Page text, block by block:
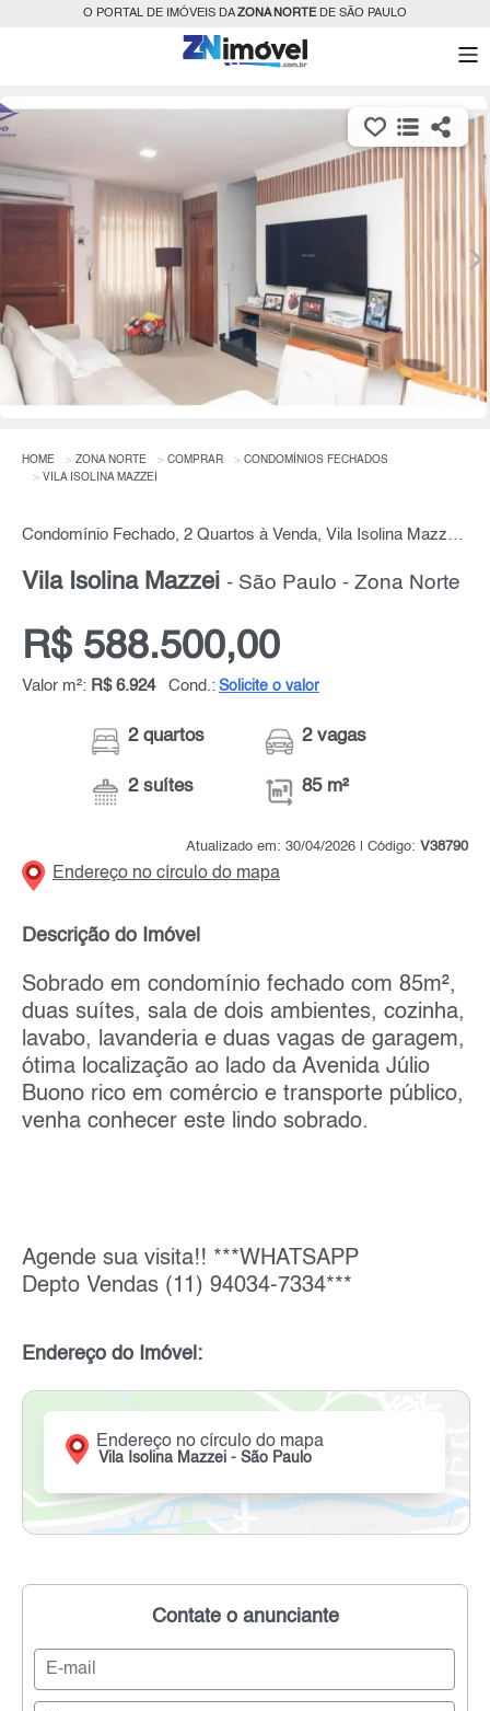
O PORTAL DE IMÓVEIS DAZONA NORTEDE SÃO PAULO
HOME ZONA NORTE COMPRAR
CONDOMÍNIOS FECHADOS
VILA ISOLINA MAZZEI
Condomínio Fechado, 2 Quartos à Venda, Vila Isolina Mazzei, 85 m² por R$ 588.500,00
Vila Isolina Mazzei - São Paulo - Zona Norte
R$ 588.500,00
Valor m²: R$ 6.924 Cond.: Solicite o valor
2 quartos
2 suítes
2 vagas
85 m²
Atualizado em: 30/04/2026 | Código: V38790
Endereço no círculo do mapa
Descrição do Imóvel
Sobrado em condomínio fechado com 85m²,
duas suítes, sala de dois ambientes, cozinha,
lavabo, lavanderia e duas vagas de garagem,
ótima localização ao lado da Avenida Júlio
Buono rico em comércio e transporte público,
venha conhecer este lindo sobrado.
Agende sua visita!! ***WHATSAPP
Depto Vendas (11) 94034-7334***
Endereço do Imóvel:
Endereço no círculo do mapa
Vila Isolina Mazzei - São Paulo
Contate o anunciante